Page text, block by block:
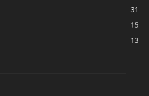
31
15
13